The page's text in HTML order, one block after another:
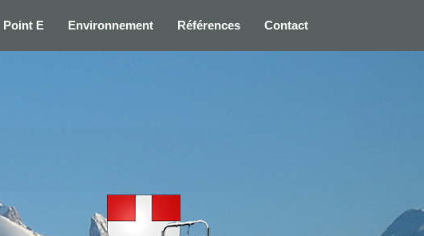
Point E Environnement Références Contact